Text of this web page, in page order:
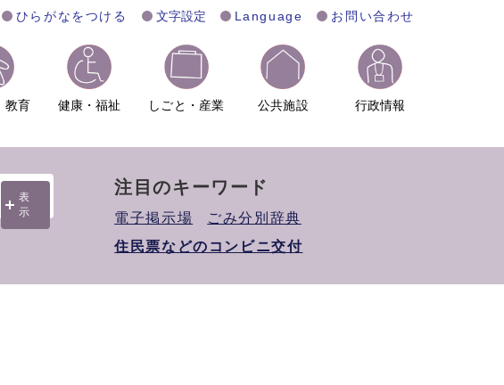
ひらがなをつける 文字設定 Language お問い合わせ
教育 健康・福祉 しごと・産業 公共施設 行政情報
表
示
注目のキーワード
電子掲示場
ごみ分別辞典
住民票などのコンビニ交付